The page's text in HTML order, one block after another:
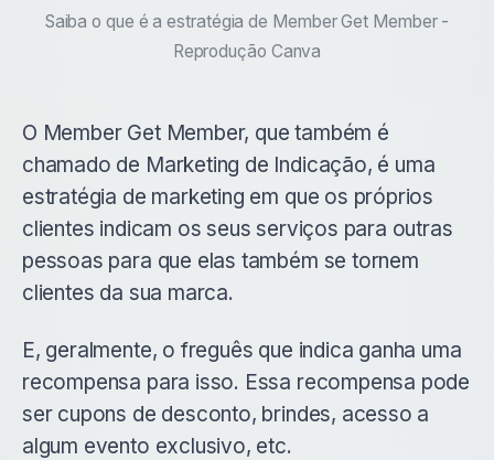
Saiba o que é a estratégia de Member Get Member -
Reprodução Canva
O Member Get Member, que também é
chamado de Marketing de Indicação, é uma
estratégia de marketing em que os próprios
clientes indicam os seus serviços para outras
pessoas para que elas também se tornem
clientes da sua marca.
E, geralmente, o freguês que indica ganha uma
recompensa para isso. Essa recompensa pode
ser cupons de desconto, brindes, acesso a
algum evento exclusivo, etc.